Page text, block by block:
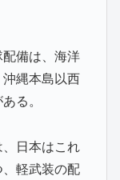
備は、海洋
縄本島以西
る。
日本はこれ
軽武装の配